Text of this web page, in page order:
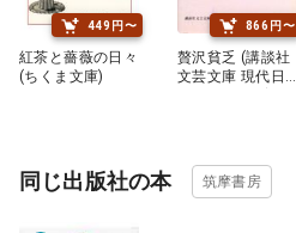
449円〜
紅茶と薔薇の日々
(ちくま文庫)
866円〜
贅沢貧乏 (講談社
文芸文庫 現代日
同じ出版社の本 筑摩書房